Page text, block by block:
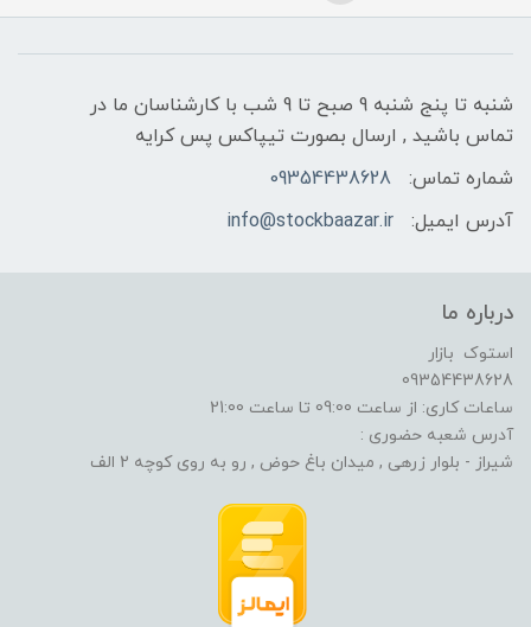
شنبه تا پنج شنبه 9 صبح تا 9 شب با کارشناسان ما در
تماس باشید , ارسال بصورت تیپاکس پس کرایه
شماره تماس:
09354438628
آدرس ایمیل:
info@stockbaazar.ir
درباره ما
استوک بازار
09354438628
ساعات کاری: از ساعت 09:00 تا ساعت 21:00
آدرس شعبه حضوری :
شیراز - بلوار زرهی , میدان باغ حوض , رو به روی کوچه 2 الف